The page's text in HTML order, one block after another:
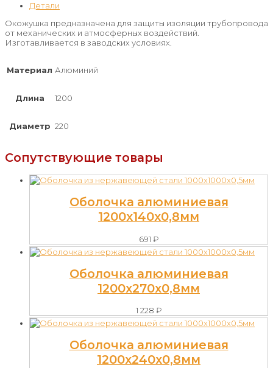
Детали
Окожушка предназначена для защиты изоляции трубопровода
от механических и атмосферных воздействий.
Изготавливается в заводских условиях.
Материал Алюминий
Длина 1200
Диаметр 220
Сопутствующие товары
Оболочка алюминиевая
1200х140х0,8мм
691 ₽
Оболочка алюминиевая
1200х270х0,8мм
1 228 ₽
Оболочка алюминиевая
1200х240х0,8мм